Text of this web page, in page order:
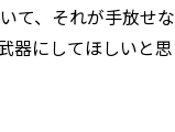
て、それが手放せ
器にしてほしいと